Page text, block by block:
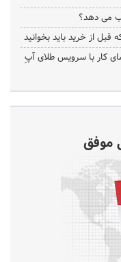
می دهد؟
قبل از خرید باید بخوانید
کار با سرویس طلای آپِ
موفق